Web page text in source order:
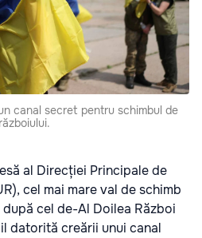
canal secret pentru schimbul de
al Direcției Principale de
cel mai mare val de schimb
cel de-Al Doilea Război
datorită creării unui canal